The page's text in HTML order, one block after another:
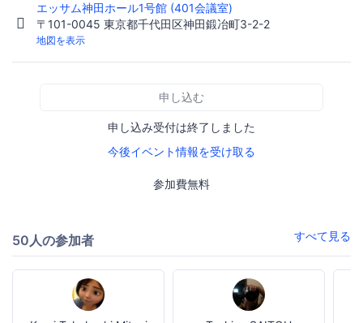
エッサム神田ホール1号館 (401会議室)
〒101-0045 東京都千代田区神田鍛冶町3-2-2
地図を表示
申し込む
申し込み受付は終了しました
今後イベント情報を受け取る
参加費無料
50人の参加者 すべて見る